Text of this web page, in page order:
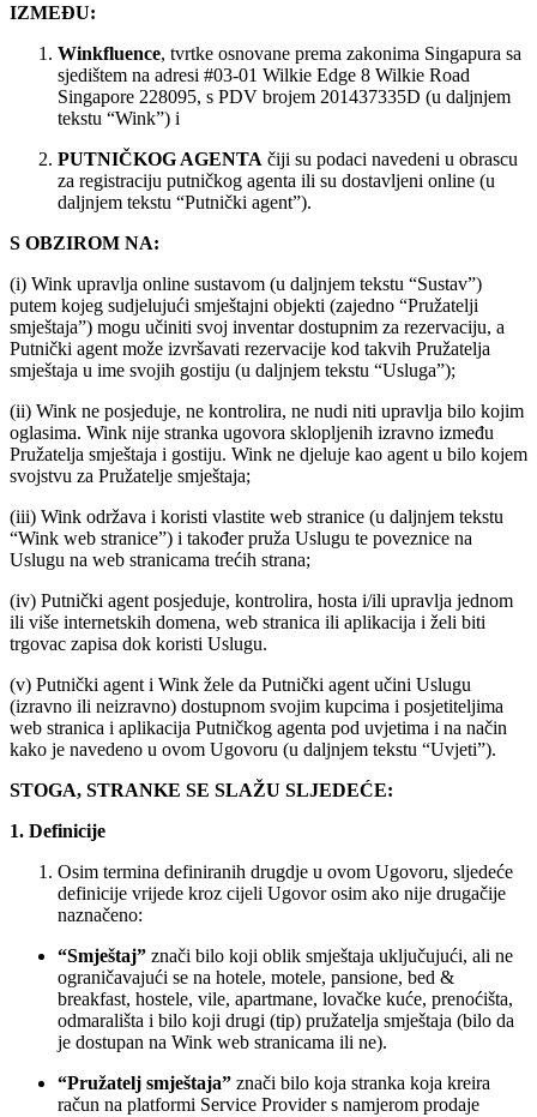
IZMEĐU:
Winkfluence, tvrtke osnovane prema zakonima Singapura sa
sjedištem na adresi #03-01 Wilkie Edge 8 Wilkie Road
Singapore 228095, s PDV brojem 201437335D (u daljnjem
tekstu “Wink”) i
PUTNIČKOG AGENTA čiji su podaci navedeni u obrascu
za registraciju putničkog agenta ili su dostavljeni online (u
daljnjem tekstu “Putnički agent”).
S OBZIROM NA:
(i) Wink upravlja online sustavom (u daljnjem tekstu “Sustav”)
putem kojeg sudjelujući smještajni objekti (zajedno “Pružatelji
smještaja”) mogu učiniti svoj inventar dostupnim za rezervaciju, a
Putnički agent može izvršavati rezervacije kod takvih Pružatelja
smještaja u ime svojih gostiju (u daljnjem tekstu “Usluga”);
(ii) Wink ne posjeduje, ne kontrolira, ne nudi niti upravlja bilo kojim
oglasima. Wink nije stranka ugovora sklopljenih izravno između
Pružatelja smještaja i gostiju. Wink ne djeluje kao agent u bilo kojem
svojstvu za Pružatelje smještaja;
(iii) Wink održava i koristi vlastite web stranice (u daljnjem tekstu
“Wink web stranice”) i također pruža Uslugu te poveznice na
Uslugu na web stranicama trećih strana;
(iv) Putnički agent posjeduje, kontrolira, hosta i/ili upravlja jednom
ili više internetskih domena, web stranica ili aplikacija i želi biti
trgovac zapisa dok koristi Uslugu.
(v) Putnički agent i Wink žele da Putnički agent učini Uslugu
(izravno ili neizravno) dostupnom svojim kupcima i posjetiteljima
web stranica i aplikacija Putničkog agenta pod uvjetima i na način
kako je navedeno u ovom Ugovoru (u daljnjem tekstu “Uvjeti”).
STOGA, STRANKE SE SLAŽU SLJEDEĆE:
1. Definicije
Osim termina definiranih drugdje u ovom Ugovoru, sljedeće
definicije vrijede kroz cijeli Ugovor osim ako nije drugačije
naznačeno:
“Smještaj” znači bilo koji oblik smještaja uključujući, ali ne
ograničavajući se na hotele, motele, pansione, bed &
breakfast, hostele, vile, apartmane, lovačke kuće, prenoćišta,
odmarališta i bilo koji drugi (tip) pružatelja smještaja (bilo da
je dostupan na Wink web stranicama ili ne).
“Pružatelj smještaja” znači bilo koja stranka koja kreira
račun na platformi Service Provider s namjerom prodaje